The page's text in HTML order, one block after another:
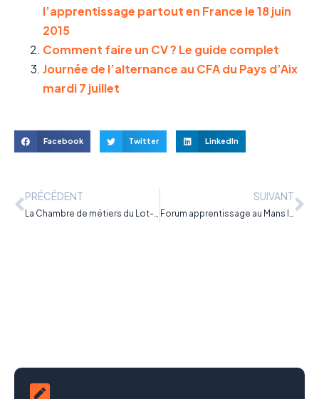
l’apprentissage partout en France le 18 juin
2015
Comment faire un CV ? Le guide complet
Journée de l’alternance au CFA du Pays d’Aix
mardi 7 juillet
Facebook Twitter LinkedIn
PRÉCÉDENT
La Chambre de métiers du Lot-et-Garonne recherche 234 apprentis
SUIVANT
Forum apprentissage au Mans le 16 septembre 2015